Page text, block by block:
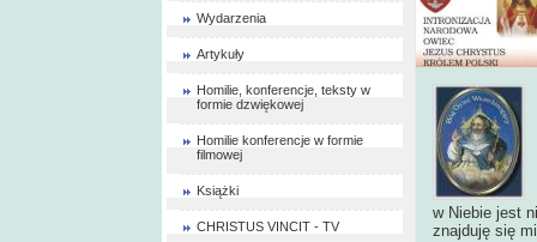
Wydarzenia
Artykuły
Homilie, konferencje, teksty w
formie dzwiękowej
Homilie konferencje w formie
filmowej
Książki
CHRISTUS VINCIT - TV
w Niebie jest
znajduję się